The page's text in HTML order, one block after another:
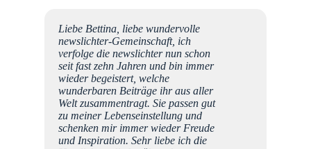
Liebe Bettina, liebe wundervolle
newslichter-Gemeinschaft, ich
verfolge die newslichter nun schon
seit fast zehn Jahren und bin immer
wieder begeistert, welche
wunderbaren Beiträge ihr aus aller
Welt zusammentragt. Sie passen gut
zu meiner Lebenseinstellung und
schenken mir immer wieder Freude
und Inspiration. Sehr liebe ich die